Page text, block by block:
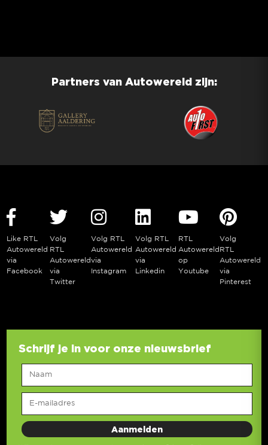
Partners van Autowereld zijn:
Like RTL
Autowereld
via
Facebook
Volg
RTL
Autowereld
via
Twitter
Volg RTL
Autowereld
via
Instagram
Volg RTL
Autowereld
via
Linkedin
RTL
Autowereld
op
Youtube
Volg
RTL
Autowereld
via
Pinterest
Schrijf je in voor onze nieuwsbrief